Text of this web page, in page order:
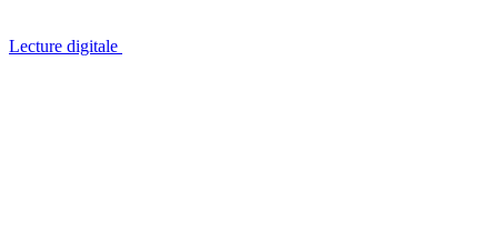
Lecture digitale